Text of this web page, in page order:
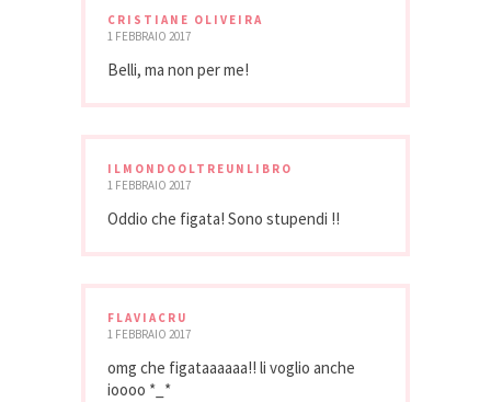
CRISTIANE OLIVEIRA
1 FEBBRAIO 2017
Belli, ma non per me!
ILMONDOOLTREUNLIBRO
1 FEBBRAIO 2017
Oddio che figata! Sono stupendi !!
FLAVIACRU
1 FEBBRAIO 2017
omg che figataaaaaa!! li voglio anche
ioooo *_*